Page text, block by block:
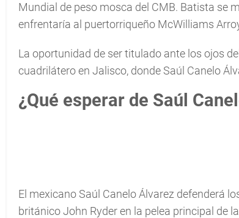
Mundial de peso mosca del CMB. Batista se
enfrentaría al puertorriqueño McWilliams
La oportunidad de ser titulado ante los ojos
cuadrilátero en Jalisco, donde Saúl Canelo
¿Qué esperar de Saúl
El mexicano Saúl Canelo Álvarez defenderá
británico John Ryder en la pelea principal de